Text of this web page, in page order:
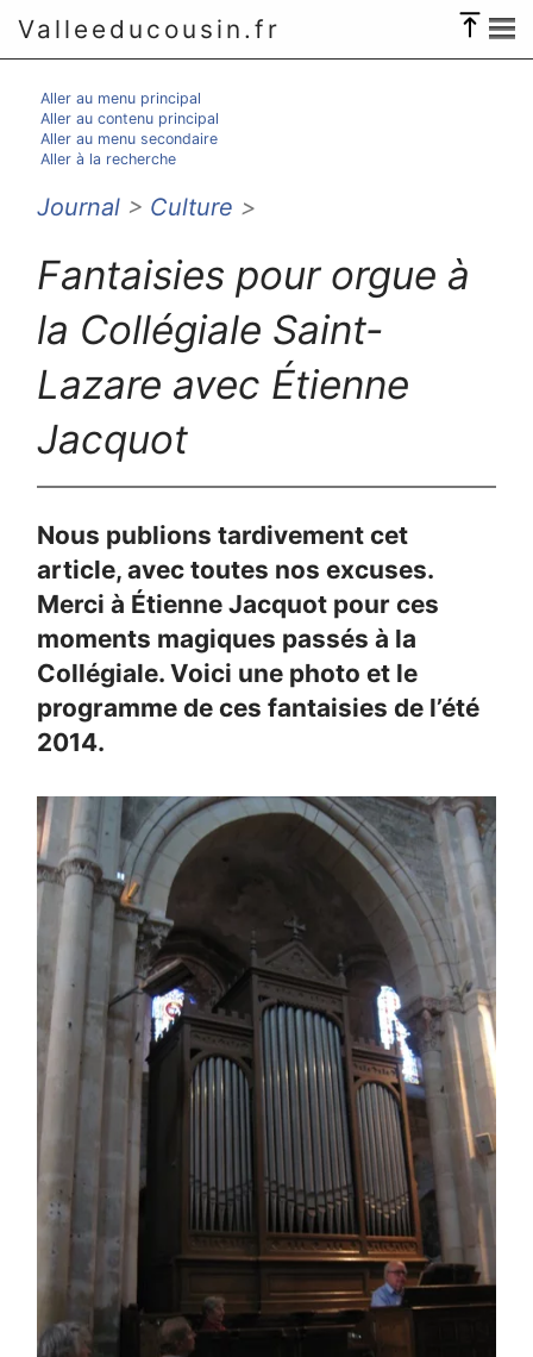
Valleeducousin.fr
Aller au menu principal
Aller au contenu principal
Aller au menu secondaire
Aller à la recherche
Journal > Culture >
Fantaisies pour orgue à
la Collégiale Saint-
Lazare avec Étienne
Jacquot
Nous publions tardivement cet
article, avec toutes nos excuses.
Merci à Étienne Jacquot pour ces
moments magiques passés à la
Collégiale. Voici une photo et le
programme de ces fantaisies de l’été
2014.